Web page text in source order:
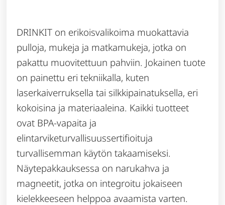
DRINKIT on erikoisvalikoima muokattavia
pulloja, mukeja ja matkamukeja, jotka on
pakattu muovitettuun pahviin. Jokainen tuote
on painettu eri tekniikalla, kuten
laserkaiverruksella tai silkkipainatuksella, eri
kokoisina ja materiaaleina. Kaikki tuotteet
ovat BPA-vapaita ja
elintarviketurvallisuussertifioituja
turvallisemman käytön takaamiseksi.
Näytepakkauksessa on narukahva ja
magneetit, jotka on integroitu jokaiseen
kielekkeeseen helppoa avaamista varten.